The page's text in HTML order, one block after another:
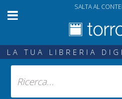
SALTA AL
LA TUA LIBRERIA